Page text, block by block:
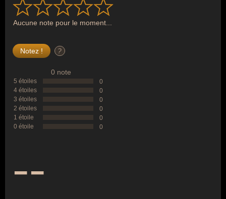
Aucune note pour le moment...
?
0 note
5 étoiles
0
4 étoiles
0
3 étoiles
0
2 étoiles
0
1 étoile
0
0 étoile
0
--